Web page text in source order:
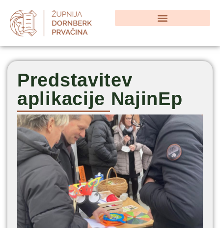
Predstavitev
aplikacije NajinEp